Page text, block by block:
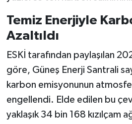
Temiz Enerjiyle
Azaltıldı
ESKİ tarafından paylaşılan
göre, Güneş Enerji Santrali
karbon emisyonunun
engellendi. Elde edilen bu
yaklaşık 34 bin 168 kızılçam